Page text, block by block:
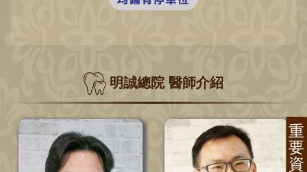
明誠總院 醫師介紹